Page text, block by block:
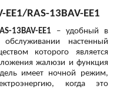
RAS-13BAV-EE1
13BAV-EE1 – удобный в
настенный
которого является
жалюзи и функция
имеет ночной режим,
когда это